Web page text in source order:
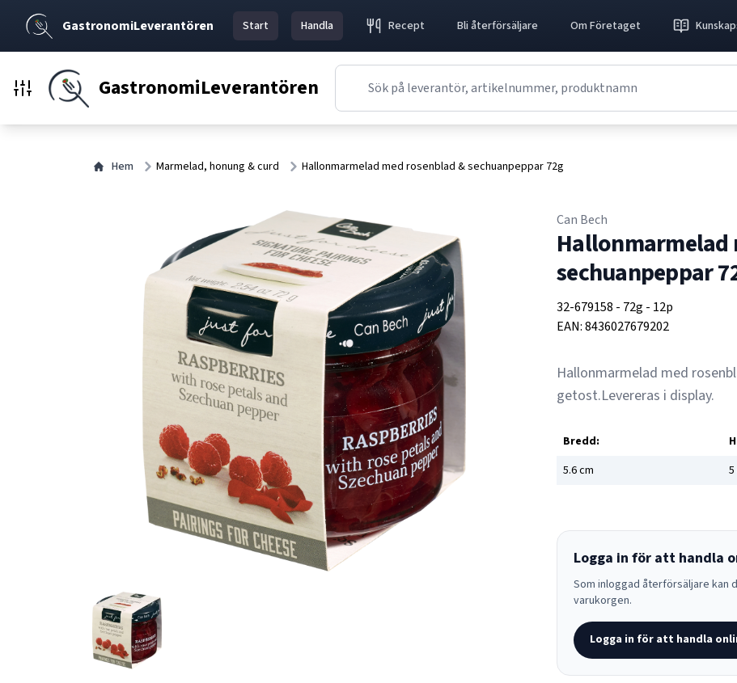
GastronomiLeverantören Start Handla Recept Bli återförsäljare Om Företaget
GastronomiLeverantören
Hem Marmelad, honung & curd Hallonmarmelad med rosenblad & sechuanpeppar 72g
Can Bech
Hallonmarmelad
sechuanpeppar
32-679158 - 72g - 12p
EAN:8436027679202
Hallonmarmelad med
getost.Levereras i display.
Bredd:
5.6cm 5
Logga in för att handla
Som inloggad återförsäljare kan
varukorgen.
Logga in för att handla